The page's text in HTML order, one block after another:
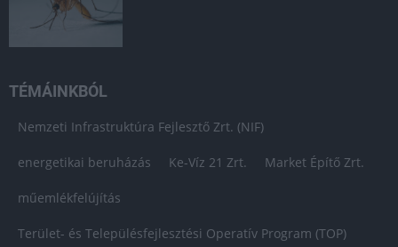
TÉMÁINKBÓL
Nemzeti Infrastruktúra Fejlesztő Zrt. (NIF)
energetikai beruházás Ke-Víz 21 Zrt. Market Építő Zrt.
műemlékfelújítás
Terület- és Településfejlesztési Operatív Program (TOP)